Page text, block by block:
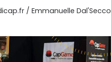
/ Emmanuelle Dal'Secco